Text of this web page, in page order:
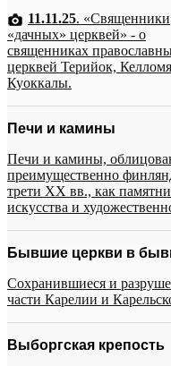
11.11.25. «Священники
«дачных» церквей» - о
священниках
церквей Терийок,
Куоккалы.
Печи и камины
Печи и камины,
преимущественно
трети XX вв., как
искусства и
Бывшие церкви в
Сохранившиеся и
части Карелии и
Выборгская крепость